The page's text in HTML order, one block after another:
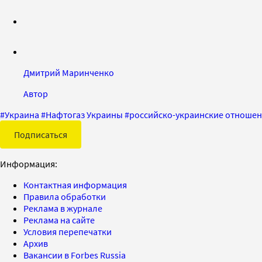
Дмитрий Маринченко
Автор
#Украина #Нафтогаз Украины #российско-украинские
Подписаться
Информация:
Контактная информация
Правила обработки
Реклама в журнале
Реклама на сайте
Условия перепечатки
Архив
Вакансии в Forbes Russia